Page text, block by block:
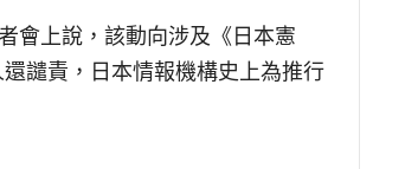
會上說，該動向涉及《日本憲
譴責，日本情報機構史上為推行